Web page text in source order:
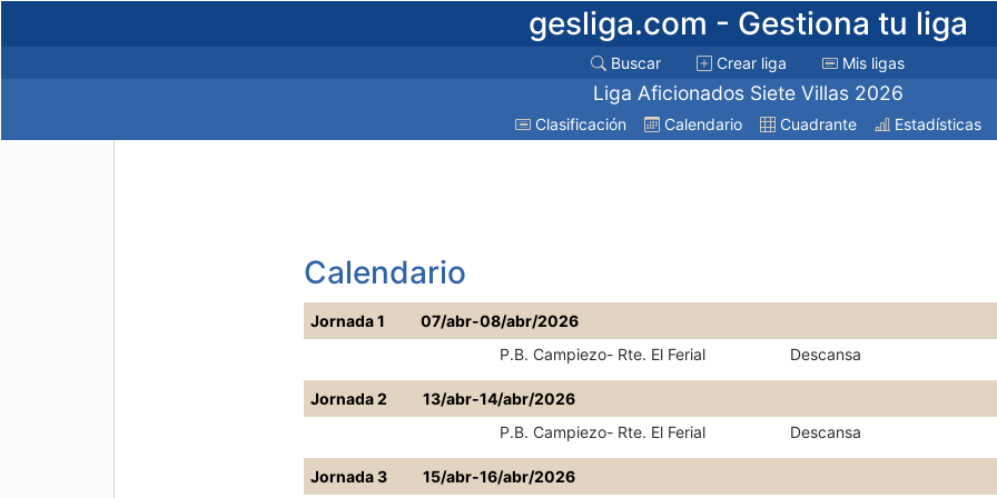
gesliga.com - Gestiona tu liga
Buscar Crear liga Mis ligas
Liga Aficionados Siete Villas 2026
Clasificación Calendario Cuadrante Estadísticas
Calendario
Jornada 1
07/abr-08/abr/2026
P.B. Campiezo- Rte. El Ferial
Descansa
Jornada 2
13/abr-14/abr/2026
P.B. Campiezo- Rte. El Ferial
Descansa
Jornada 3
15/abr-16/abr/2026